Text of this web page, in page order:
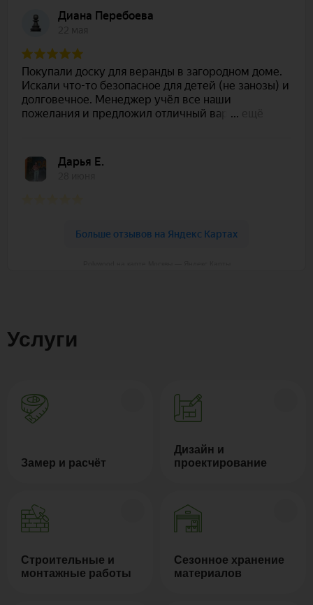
Услуги
Замер и расчёт
Дизайн и
проектирование
Строительные и
монтажные работы
Сезонное хранение
материалов